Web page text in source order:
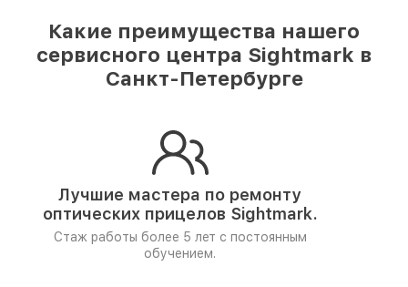
Какие преимущества нашего
сервисного центра Sightmark в
Санкт-Петербурге
Лучшие мастера по ремонту
оптических прицелов Sightmark.
Стаж работы более 5 лет с постоянным
обучением.